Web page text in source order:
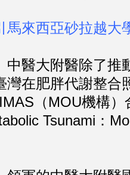
馬來西亞砂拉越大
大附醫除了推動
灣在肥胖代謝整合
（MOU機構
Tsunami：